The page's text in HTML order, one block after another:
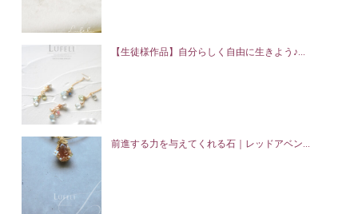
【生徒様作品】自分らしく自由に生きよう♪...
前進する力を与えてくれる石｜レッドアベン...